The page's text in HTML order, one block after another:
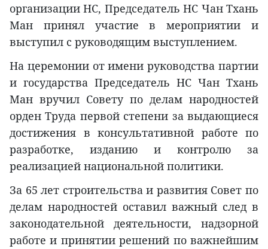
организации НС, Председатель НС Чан Тхань
Ман принял участие в мероприятии и
выступил с руководящим выступлением.
На церемонии от имени руководства партии
и государства Председатель НС Чан Тхань
Ман вручил Совету по делам народностей
орден Труда первой степени за выдающиеся
достижения в консультативной работе по
разработке, изданию и контролю за
реализацией национальной политики.
За 65 лет строительства и развития Совет по
делам народностей оставил важный след в
законодательной деятельности, надзорной
работе и принятии решений по важнейшим